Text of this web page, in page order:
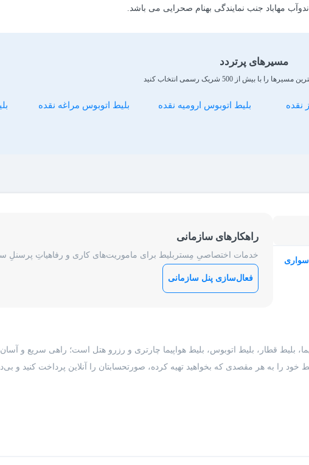
مهاباد جنب نمایندگی بهنام صحرایی می باشد.
مسیرهای پرتردد
با بیش از 500 شریک رسمی انتخاب کنید
نقده بلیط اتوبوس ارومیه نقده بلیط اتوبوس مراغه نقده
سواری
راهکارهای سازمانی
خدمات اختصاصیِ مِستربلیط برای ماموریت‌های کاری و رفاهیاتِ پرسنلِ
فعال‌سازی پنل سازمانی
بلیط قطار، بلیط اتوبوس، بلیط هواپیما چارتری و رزرو هتل است؛ راهی سریع و
خود را به هر مقصدی که بخواهید تهیه کرده، صورتحسابتان را آنلاین پرداخت کنید و